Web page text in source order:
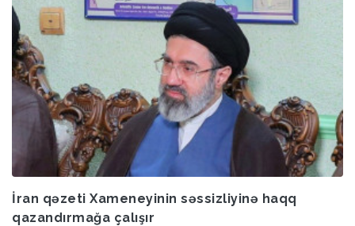
İran qəzeti Xameneyinin səssizliyinə haqq
qazandırmağa çalışır